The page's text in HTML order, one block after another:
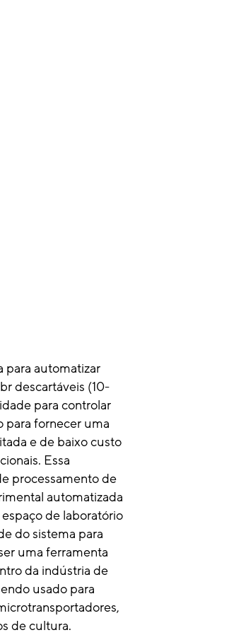
para automatizar
descartáveis (10-
para controlar
para fornecer uma
e de baixo custo
Essa
processamento de
automatizada
de laboratório
do sistema para
uma ferramenta
da indústria de
usado para
de cultura.